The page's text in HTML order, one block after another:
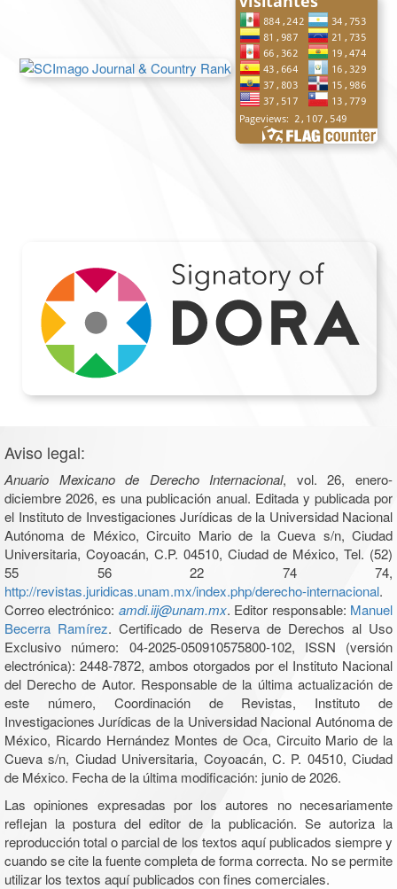
Aviso legal:
Anuario Mexicano de Derecho Internacional, vol. 26, enero-
diciembre 2026, es una publicación anual. Editada y publicada por
el Instituto de Investigaciones Jurídicas de la Universidad Nacional
Autónoma de México, Circuito Mario de la Cueva s/n, Ciudad
Universitaria, Coyoacán, C.P. 04510, Ciudad de México, Tel. (52)
55 56 22 74 74,
http://revistas.juridicas.unam.mx/index.php/derecho-internacional.
Correo electrónico: amdi.iij@unam.mx. Editor responsable: Manuel
Becerra Ramírez. Certificado de Reserva de Derechos al Uso
Exclusivo número: 04-2025-050910575800-102, ISSN (versión
electrónica): 2448-7872, ambos otorgados por el Instituto Nacional
del Derecho de Autor. Responsable de la última actualización de
este número, Coordinación de Revistas, Instituto de
Investigaciones Jurídicas de la Universidad Nacional Autónoma de
México, Ricardo Hernández Montes de Oca, Circuito Mario de la
Cueva s/n, Ciudad Universitaria, Coyoacán, C. P. 04510, Ciudad
de México. Fecha de la última modificación: junio de 2026.
Las opiniones expresadas por los autores no necesariamente
reflejan la postura del editor de la publicación. Se autoriza la
reproducción total o parcial de los textos aquí publicados siempre y
cuando se cite la fuente completa de forma correcta. No se permite
utilizar los textos aquí publicados con fines comerciales.